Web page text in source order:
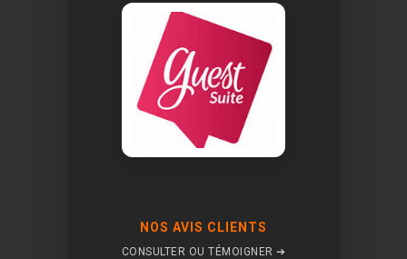
NOS AVIS CLIENTS
CONSULTER OU TÉMOIGNER ➔